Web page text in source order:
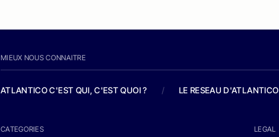
MIEUX NOUS CONNAITRE
ATLANTICO C'EST QUI, C'EST QUOI ? / LE RESEAU D'ATLANTICO
CATEGORIES LEGAL